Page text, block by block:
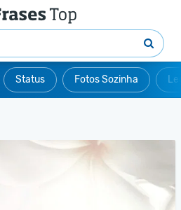
Status Fotos Sozinha